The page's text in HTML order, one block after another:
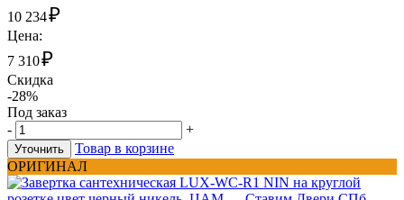
10 234₽
Цена:
7 310₽
Скидка
-28%
Под заказ
-
+
Уточнить
Товар в корзине
ОРИГИНАЛ